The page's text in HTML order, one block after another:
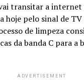
transitar a
hoje pelo sinal de
de limpeza
da banda C para a
ADVERTISEMENT